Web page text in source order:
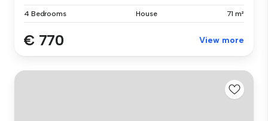
4 Bedrooms House 71 m²
€ 770 View more